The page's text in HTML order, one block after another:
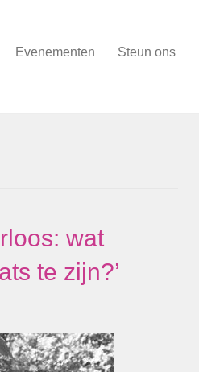
Evenementen Steun ons
wat
te zijn?’